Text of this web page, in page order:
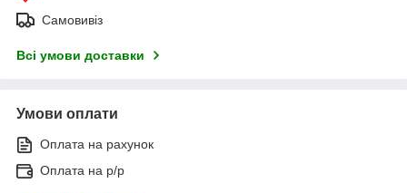
Самовивіз
Всі умови доставки
Умови оплати
Оплата на рахунок
Оплата на р/р